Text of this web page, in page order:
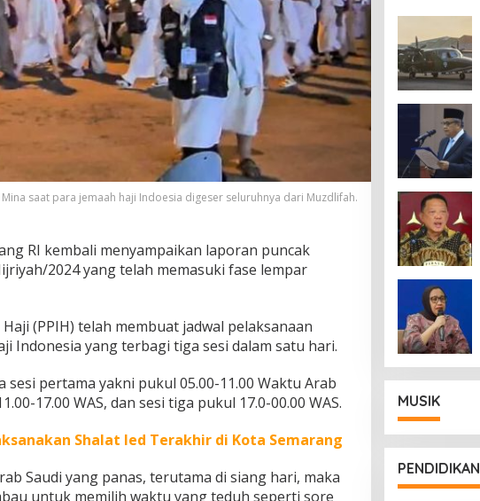
Mina saat para jemaah haji Indoesia digeser seluruhnya dari Muzdlifah.
RI kembali menyampaikan laporan puncak
2024 yang telah memasuki fase lempar
(PPIH) telah membuat jadwal pelaksanaan
Indonesia yang terbagi tiga sesi dalam satu hari.
sesi pertama yakni pukul 05.00-11.00 Waktu Arab
17.00 WAS, dan sesi tiga pukul 17.0-00.00 WAS.
Shalat Ied Terakhir di Kota Semarang
Saudi yang panas, terutama di siang hari, maka
untuk memilih waktu yang teduh seperti sore
MUSIK
PENDIDIKAN